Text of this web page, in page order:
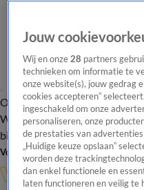
Overzicht Onze programma's
WandelgangenInterviews
bijwonenPodcastShop
Volg Vandaag Inside
Jouw
Wij en onze28 partners
technieken om informatie te
onze website(s), jouw gedrag
cookies accepteren”
ingeschakeld om onze
personaliseren, onze
de prestaties van
„Huidige keuze opslaan”
worden deze
dan enkel functionele en
laten functioneren en veilig te